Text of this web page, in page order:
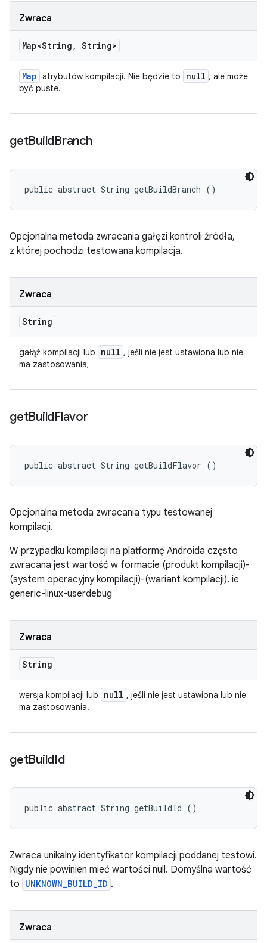
Zwraca
Map<String , String>
Map atrybutów kompilacji. Nie będzie to null , ale może
być puste.
getBuildBranch
public abstract String getBuildBranch ()
Opcjonalna metoda zwracania gałęzi kontroli źródła,
z której pochodzi testowana kompilacja.
Zwraca
String
gałąź kompilacji lub null , jeśli nie jest ustawiona lub nie
ma zastosowania;
getBuildFlavor
public abstract String getBuildFlavor ()
Opcjonalna metoda zwracania typu testowanej
kompilacji.
W przypadku kompilacji na platformę Androida często
zwracana jest wartość w formacie (produkt kompilacji)-
(system operacyjny kompilacji)-(wariant kompilacji). ie
generic-linux-userdebug
Zwraca
String
wersja kompilacji lub null , jeśli nie jest ustawiona lub nie
ma zastosowania.
getBuildId
public abstract String getBuildId ()
Zwraca unikalny identyfikator kompilacji poddanej testowi.
Nigdy nie powinien mieć wartości null. Domyślna wartość
to UNKNOWN_BUILD_ID .
Zwraca